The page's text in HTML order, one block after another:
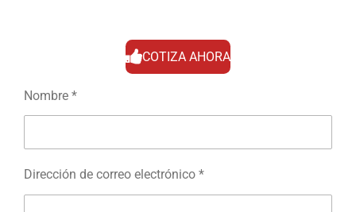
COTIZA AHORA
Nombre *
Dirección de correo electrónico *